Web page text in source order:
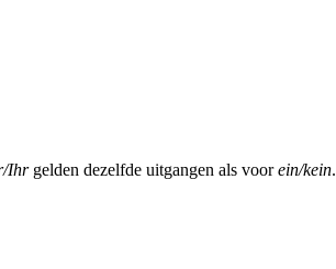
Ihrgelden dezelfde uitgangen als voorein/kein.